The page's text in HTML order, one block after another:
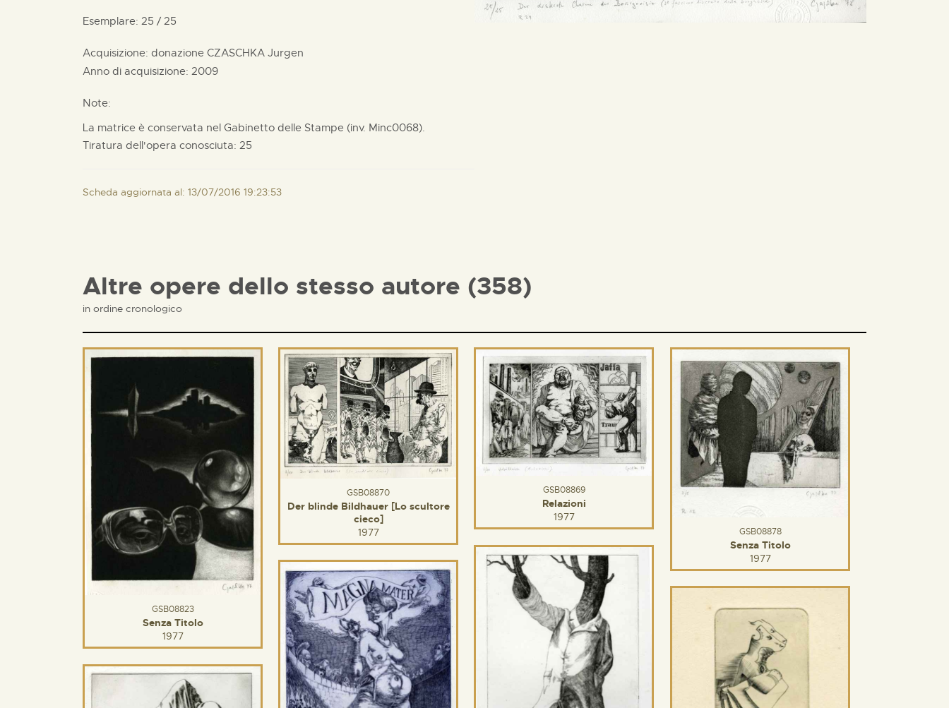
Esemplare: 25 / 25
Acquisizione: donazione CZASCHKA Jurgen
Anno di acquisizione: 2009
Note:
La matrice è conservata nel Gabinetto delle Stampe (inv. Minc0068).
Tiratura dell'opera conosciuta: 25
Scheda aggiornata al: 13/07/2016 19:23:53
Altre opere dello stesso autore (358)
in ordine cronologico
GSB08823
Senza Titolo
1977
GSB08870
Der blinde Bildhauer [Lo scultore
cieco]
1977
GSB08869
Relazioni
1977
GSB08878
Senza Titolo
1977